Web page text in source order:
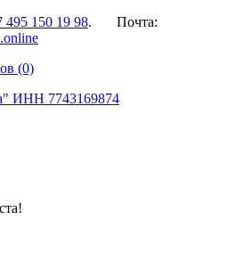
495 150 19 98. Почта:
(0)